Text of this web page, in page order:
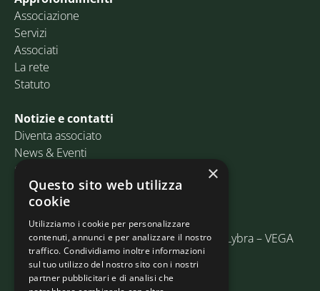
Associazione
Servizi
Associati
La rete
Statuto
Notizie e contatti
Diventa associato
News & Eventi
Contatti
Email:info@assosped.it
PEC: assospedvenezia@pec.fedespedi.it
Indirizzo: Via delle Industrie, 19/C Edificio Lybra – VEGA
30175 Marghera (VE)
×
Questo sito web utilizza
cookie
Utilizziamo i cookie per personalizzare
contenuti, annunci e per analizzare il nostro
traffico. Condividiamo inoltre informazioni
sul tuo utilizzo del nostro sito con i nostri
partner pubblicitari e di analisi che